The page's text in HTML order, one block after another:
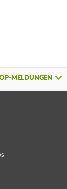
MELDUNGEN